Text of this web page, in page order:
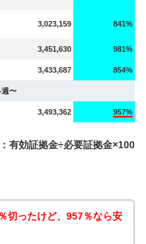
3,023,159 841%
3,451,630 981%
3,433,687 854%
〜
3,493,362 957%
：有効証拠金÷必要証拠金×100
切ったけど、957％なら安